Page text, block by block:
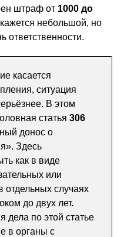
штраф от 1000 до
небольшой, но
ответственности.
касается
ситуация
В этом
статья 306
донос о
Здесь
как в виде
или
отдельных случаях
до двух лет.
дела по этой статье
в органы с